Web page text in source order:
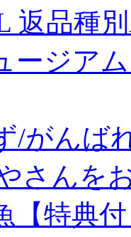
返品種
ージア
/がんば
さんを
【特典